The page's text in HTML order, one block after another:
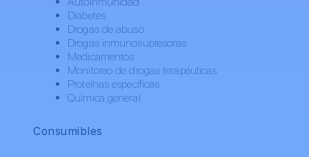
Diabetes
Drogas de abuso
Drogas inmunosupresoras
Medicamentos
Monitoreo de drogas terapéuticas
Proteínas específicas
Química general
Consumibles